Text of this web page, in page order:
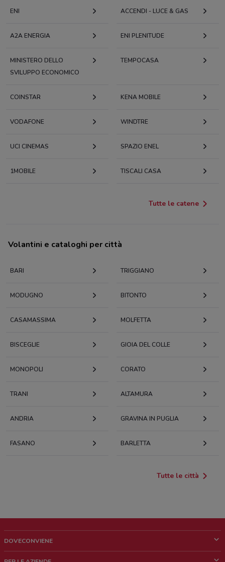
ENI ACCENDI - LUCE & GAS
A2A ENERGIA ENI PLENITUDE
MINISTERO DELLO
SVILUPPO ECONOMICO
TEMPOCASA
COINSTAR KENA MOBILE
VODAFONE WINDTRE
UCI CINEMAS SPAZIO ENEL
1MOBILE TISCALI CASA
Tutte le catene
Volantini e cataloghi per città
BARI TRIGGIANO
MODUGNO BITONTO
CASAMASSIMA MOLFETTA
BISCEGLIE GIOIA DEL COLLE
MONOPOLI CORATO
TRANI ALTAMURA
ANDRIA GRAVINA IN PUGLIA
FASANO BARLETTA
Tutte le città
DOVECONVIENE